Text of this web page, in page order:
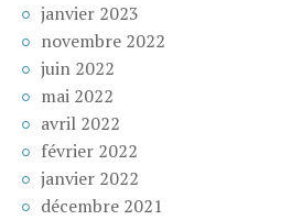
janvier 2023
novembre 2022
juin 2022
mai 2022
avril 2022
février 2022
janvier 2022
décembre 2021